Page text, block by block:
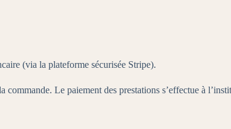
(via la plateforme sécurisée Stripe).
commande. Le paiement des prestations s’effectue à